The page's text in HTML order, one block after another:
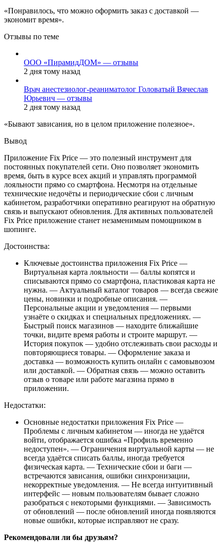
«Понравилось, что можно оформить заказ с доставкой —
экономит время».
Отзывы по теме
ООО «ПирамидДОМ» — отзывы
2 дня тому назад
Врач анестезиолог-реаниматолог Головатый Вячеслав
Юрьевич — отзывы
2 дня тому назад
«Бывают зависания, но в целом приложение полезное».
Вывод
Приложение Fix Price — это полезный инструмент для
постоянных покупателей сети. Оно позволяет экономить
время, быть в курсе всех акций и управлять программой
лояльности прямо со смартфона. Несмотря на отдельные
технические недочёты и периодические сбои с личным
кабинетом, разработчики оперативно реагируют на обратную
связь и выпускают обновления. Для активных пользователей
Fix Price приложение станет незаменимым помощником в
шопинге.
Достоинства:
Ключевые достоинства приложения Fix Price —
Виртуальная карта лояльности — баллы копятся и
списываются прямо со смартфона, пластиковая карта не
нужна. — Актуальный каталог товаров — всегда свежие
цены, новинки и подробные описания. —
Персональные акции и уведомления — первыми
узнаёте о скидках и специальных предложениях. —
Быстрый поиск магазинов — находите ближайшие
точки, видите время работы и строите маршрут. —
История покупок — удобно отслеживать свои расходы и
повторяющиеся товары. — Оформление заказа и
доставка — возможность купить онлайн с самовывозом
или доставкой. — Обратная связь — можно оставить
отзыв о товаре или работе магазина прямо в
приложении.
Недостатки:
Основные недостатки приложения Fix Price —
Проблемы с личным кабинетом — иногда не удаётся
войти, отображается ошибка «Профиль временно
недоступен». — Ограничения виртуальной карты — не
всегда удаётся списать баллы, иногда требуется
физическая карта. — Технические сбои и баги —
встречаются зависания, ошибки синхронизации,
некорректные уведомления. — Не всегда интуитивный
интерфейс — новым пользователям бывает сложно
разобраться с некоторыми функциями. — Зависимость
от обновлений — после обновлений иногда появляются
новые ошибки, которые исправляют не сразу.
Рекомендовали ли бы друзьям?